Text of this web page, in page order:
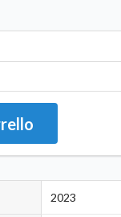
2023